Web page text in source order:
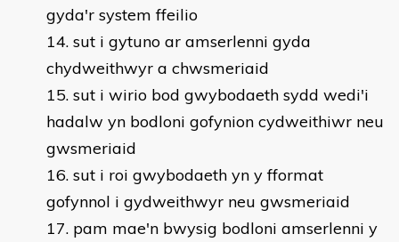
gyda'r system ffeilio
sut i gytuno ar amserlenni gyda
chydweithwyr a chwsmeriaid
sut i wirio bod gwybodaeth sydd wedi'i
hadalw yn bodloni gofynion cydweithiwr neu
gwsmeriaid
sut i roi gwybodaeth yn y fformat
gofynnol i gydweithwyr neu gwsmeriaid
pam mae'n bwysig bodloni amserlenni y